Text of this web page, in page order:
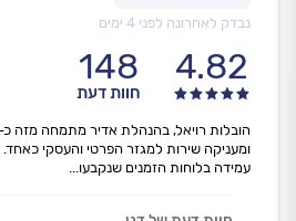
נבדק לאחרונה לפני 4 ימים
4.82
148
חוות דעת
ומעניקה שירות למגזר הפרטי והעסקי
עמידה בלוחות הזמנים שנקבעו...